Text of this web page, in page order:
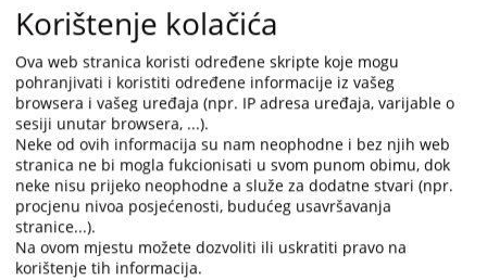
3107 ПРЕГЛЕДА
Korištenje kolačića
Ova web stranica koristi određene skripte koje mogu
pohranjivati i koristiti određene informacije iz vašeg
browsera i vašeg uređaja (npr. IP adresa uređaja, varijable o
sesiji unutar browsera, ...).
Neke od ovih informacija su nam neophodne i bez njih web
stranica ne bi mogla fukcionisati u svom punom obimu, dok
neke nisu prijeko neophodne a služe za dodatne stvari (npr.
procjenu nivoa posjećenosti, budućeg usavršavanja
stranice...).
Na ovom mjestu možete dozvoliti ili uskratiti pravo na
korištenje tih informacija.